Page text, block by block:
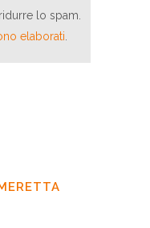
lo spam.
elaborati